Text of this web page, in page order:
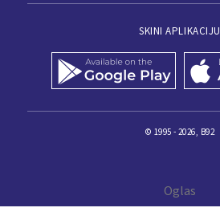
SKINI APLIKACIJU
© 1995 - 2026, B92